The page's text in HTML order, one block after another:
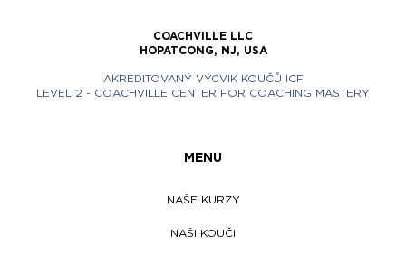
COACHVILLE LLC
HOPATCONG, NJ, USA
AKREDITOVANÝ VÝCVIK KOUČŮ ICF
LEVEL 2 - COACHVILLE CENTER FOR COACHING MASTERY
MENU
NAŠE KURZY
NAŠI KOUČI